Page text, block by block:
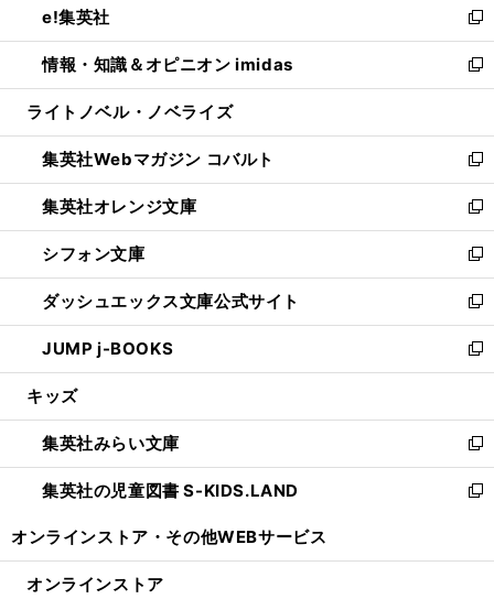
く
で
開
く
ド
ウ
で
開
ィ
ン
ド
ウ
開
く
い
ウ
ィ
ン
ウ
で
開
く
e!集英社
新
し
い
ウ
ン
ド
ウ
で
開
く
情報・知識＆オピニオン imidas
新
し
ウ
ィ
ン
ド
ウ
で
開
く
ライトノベル・ノベライズ
集英社Webマガジン コバルト
新
し
い
ウ
ィ
ン
ド
ウ
で
開
集英社オレンジ文庫
新
し
い
ウ
ィ
ン
ド
ウ
開
く
シフォン文庫
新
し
い
ウ
ィ
ン
ウ
で
開
く
ダッシュエックス文庫公式サイト
新
し
い
ウ
ン
ド
ウ
で
JUMP j-BOOKS
新
し
ウ
ィ
ン
ド
開
キッズ
集英社みらい文庫
新
し
い
ン
集英社の児童図書 S-KIDS.LAND
新
ウ
オンラインストア・ その他WEBサービス
オンラインストア